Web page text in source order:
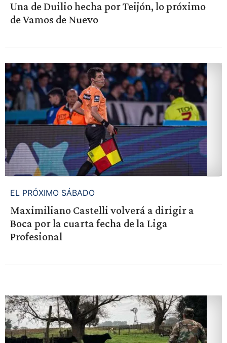
Una de Duilio hecha por Teijón, lo próximo
de Vamos de Nuevo
EL PRÓXIMO SÁBADO
Maximiliano Castelli volverá a dirigir a
Boca por la cuarta fecha de la Liga
Profesional